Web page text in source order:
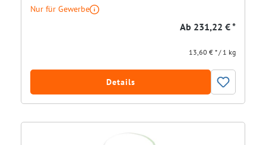
Nur für Gewerbe
Ab 231,22 € *
13,60 € * / 1 kg
Details